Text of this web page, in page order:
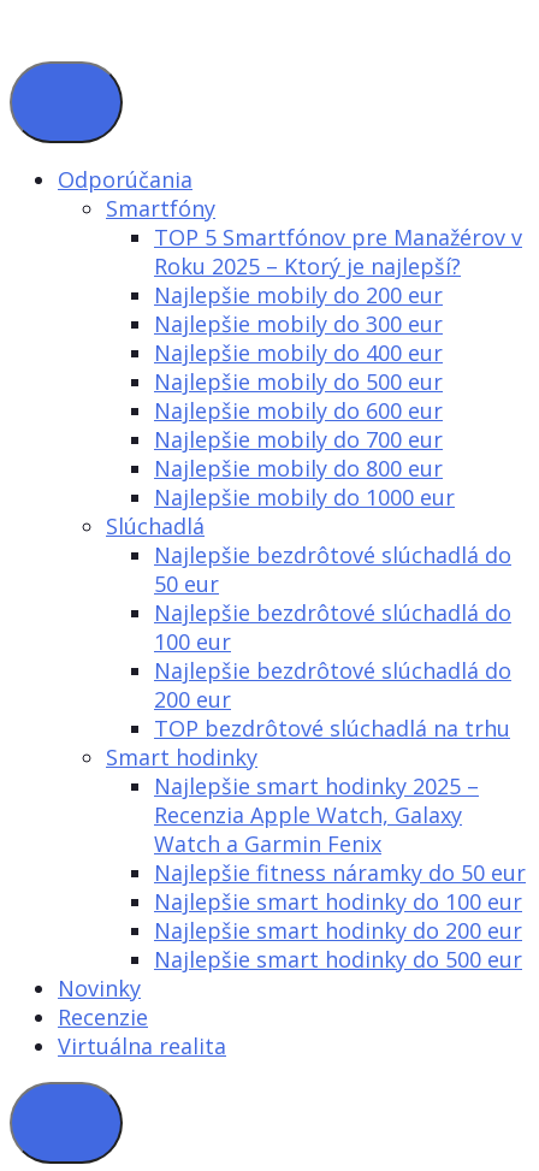
Odporúčania
Smartfóny
TOP 5 Smartfónov pre Manažérov v
Roku 2025 – Ktorý je najlepší?
Najlepšie mobily do 200 eur
Najlepšie mobily do 300 eur
Najlepšie mobily do 400 eur
Najlepšie mobily do 500 eur
Najlepšie mobily do 600 eur
Najlepšie mobily do 700 eur
Najlepšie mobily do 800 eur
Najlepšie mobily do 1000 eur
Slúchadlá
Najlepšie bezdrôtové slúchadlá do
50 eur
Najlepšie bezdrôtové slúchadlá do
100 eur
Najlepšie bezdrôtové slúchadlá do
200 eur
TOP bezdrôtové slúchadlá na trhu
Smart hodinky
Najlepšie smart hodinky 2025 –
Recenzia Apple Watch, Galaxy
Watch a Garmin Fenix
Najlepšie fitness náramky do 50 eur
Najlepšie smart hodinky do 100 eur
Najlepšie smart hodinky do 200 eur
Najlepšie smart hodinky do 500 eur
Novinky
Recenzie
Virtuálna realita